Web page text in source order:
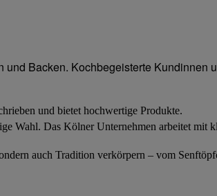
Backen. Kochbegeisterte Kundinnen
und bietet hochwertige Produkte.
Wahl. Das Kölner Unternehmen arbeitet mit
auch Tradition verkörpern – vom